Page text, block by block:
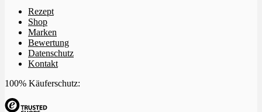
Rezept
Shop
Marken
Bewertung
Datenschutz
Kontakt
100% Käuferschutz: